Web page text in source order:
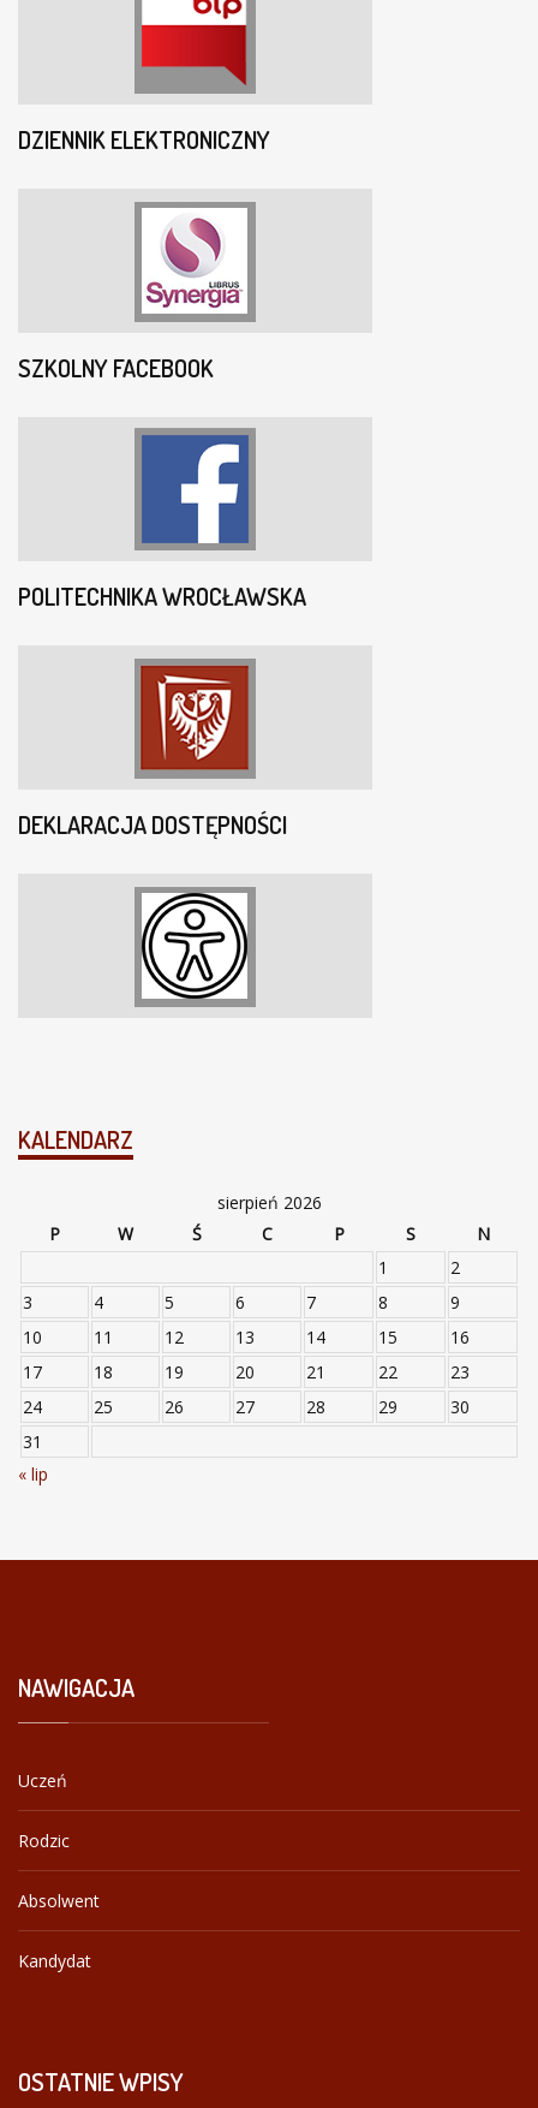
DZIENNIK ELEKTRONICZNY
SZKOLNY FACEBOOK
POLITECHNIKA WROCŁAWSKA
DEKLARACJA DOSTĘPNOŚCI
KALENDARZ
sierpień 2026
P
W Ś C P S
N
1
2
3
4 5 6 7 8
9
10
11 12 13 14 15
16
17
18 19 20 21 22
23
24
25 26 27 28 29
30
31
« lip
NAWIGACJA
Uczeń
Rodzic
Absolwent
Kandydat
OSTATNIEWPISY